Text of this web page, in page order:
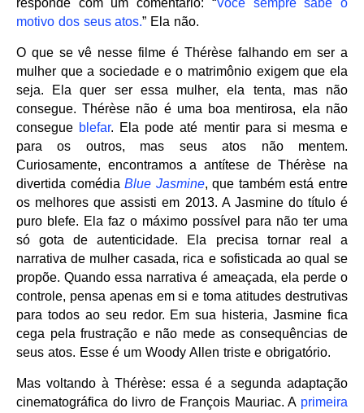
responde com um comentário: “Você sempre sabe o
motivo dos seus atos.” Ela não.
O que se vê nesse filme é Thérèse falhando em ser a
mulher que a sociedade e o matrimônio exigem que ela
seja. Ela quer ser essa mulher, ela tenta, mas não
consegue. Thérèse não é uma boa mentirosa, ela não
consegue blefar. Ela pode até mentir para si mesma e
para os outros, mas seus atos não mentem.
Curiosamente, encontramos a antítese de Thérèse na
divertida comédiaBlue Jasmine, que também está entre
os melhores que assisti em 2013. A Jasmine do título é
puro blefe. Ela faz o máximo possível para não ter uma
só gota de autenticidade. Ela precisa tornar real a
narrativa de mulher casada, rica e sofisticada ao qual se
propõe. Quando essa narrativa é ameaçada, ela perde o
controle, pensa apenas em si e toma atitudes destrutivas
para todos ao seu redor. Em sua histeria, Jasmine fica
cega pela frustração e não mede as consequências de
seus atos. Esse é um Woody Allen triste e obrigatório.
Mas voltando à Thérèse: essa é a segunda adaptação
cinematográfica do livro de François Mauriac. A primeira